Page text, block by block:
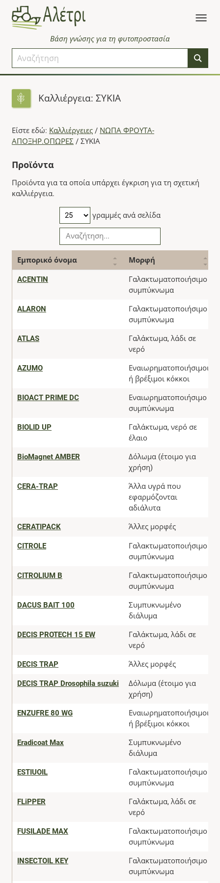
Βάση γνώσης για τη φυτοπροστασία
Καλλιέργεια: ΣΥΚIΑ
Είστε εδώ: Καλλιέργειες / ΝΩΠΑ ΦΡΟΥΤΑ-
ΑΠΟΞΗΡ.ΟΠΩΡΕΣ / ΣΥΚIΑ
Προϊόντα
Προϊόντα για τα οποία υπάρχει έγκριση για τη σχετική
καλλιέργεια.
γραμμές ανά σελίδα
Εμπορικό όνομα Μορφή
ACENTIN
Γαλακτωματοποιήσιμο
συμπύκνωμα
ALARON
Γαλακτωματοποιήσιμο
συμπύκνωμα
ATLAS
Γαλάκτωμα, λάδι σε
νερό
AZUMO
Εναιωρηματοποιήσιμοι
ή βρέξιμοι κόκκοι
BIOACT PRIME DC
Εναιωρηματοποιήσιμο
συμπύκνωμα
BIOLID UP
Γαλάκτωμα, νερό σε
έλαιο
BioMagnet AMBER
Δόλωμα (έτοιμο για
χρήση)
CERA-TRAP
Άλλα υγρά που
εφαρμόζονται
αδιάλυτα
CERATIPACK Άλλες μορφές
CITROLE
Γαλακτωματοποιήσιμο
συμπύκνωμα
CITROLIUM B
Γαλακτωματοποιήσιμο
συμπύκνωμα
DACUS BAIT 100
Συμπυκνωμένο
διάλυμα
DECIS PROTECH 15 EW
Γαλάκτωμα, λάδι σε
νερό
DECIS TRAP Άλλες μορφές
DECIS TRAP Drosophila suzuki
Δόλωμα (έτοιμο για
χρήση)
ENZUFRE 80 WG
Εναιωρηματοποιήσιμοι
ή βρέξιμοι κόκκοι
Eradicoat Max
Συμπυκνωμένο
διάλυμα
ESTIUOIL
Γαλακτωματοποιήσιμο
συμπύκνωμα
FLiPPER
Γαλάκτωμα, λάδι σε
νερό
FUSILADE MAX
Γαλακτωματοποιήσιμο
συμπύκνωμα
INSECTOIL KEY
Γαλακτωματοποιήσιμο
συμπύκνωμα